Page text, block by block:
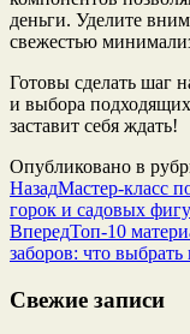
деньги. Уделите
свежестью
Готовы сделать шаг
и выбора
заставит себя ждать!
Опубликовано в
НазадМастер-класс
горок и садовых
ВпередТоп-10
заборов: что выбрать
Свежие записи